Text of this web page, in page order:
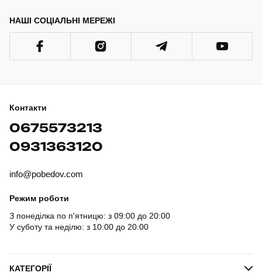
НАШІ СОЦІАЛЬНІ МЕРЕЖІ
Контакти
0675573213
0931363120
info@pobedov.com
Режим роботи
З понеділка по п'ятницю: з 09:00 до 20:00
У суботу та неділю: з 10:00 до 20:00
КАТЕГОРІЇ